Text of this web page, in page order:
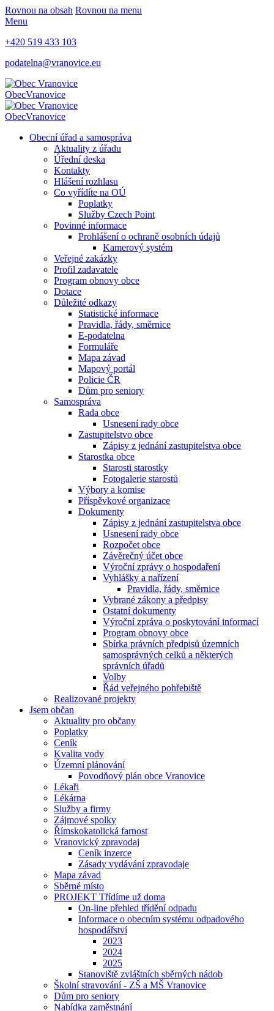
Rovnou na obsah Rovnou na menu
Menu
+420 519 433 103
podatelna@vranovice.eu
ObecVranovice
ObecVranovice
Obecní úřad a samospráva
Aktuality z úřadu
Úřední deska
Kontakty
Hlášení rozhlasu
Co vyřídíte na OÚ
Poplatky
Služby Czech Point
Povinné informace
Prohlášení o ochraně osobních údajů
Kamerový systém
Veřejné zakázky
Profil zadavatele
Program obnovy obce
Dotace
Důležité odkazy
Statistické informace
Pravidla, řády, směrnice
E-podatelna
Formuláře
Mapa závad
Mapový portál
Policie ČR
Dům pro seniory
Samospráva
Rada obce
Usnesení rady obce
Zastupitelstvo obce
Zápisy z jednání zastupitelstva obce
Starostka obce
Starosti starostky
Fotogalerie starostů
Výbory a komise
Příspěvkové organizace
Dokumenty
Zápisy z jednání zastupitelstva obce
Usnesení rady obce
Rozpočet obce
Závěrečný účet obce
Výroční zprávy o hospodaření
Vyhlášky a nařízení
Pravidla, řády, směrnice
Vybrané zákony a předpisy
Ostatní dokumenty
Výroční zpráva o poskytování informací
Program obnovy obce
Sbírka právních předpisů územních
samosprávných celků a některých
správních úřadů
Volby
Řád veřejného pohřebiště
Realizované projekty
Jsem občan
Aktuality pro občany
Poplatky
Ceník
Kvalita vody
Územní plánování
Povodňový plán obce Vranovice
Lékaři
Lékárna
Služby a firmy
Zájmové spolky
Římskokatolická farnost
Vranovický zpravodaj
Ceník inzerce
Zásady vydávání zpravodaje
Mapa závad
Sběrné místo
PROJEKT Třídíme už doma
On-line přehled třídění odpadu
Informace o obecním systému odpadového
hospodářství
2023
2024
2025
Stanoviště zvláštních sběrných nádob
Školní stravování - ZŠ a MŠ Vranovice
Dům pro seniory
Nabídka zaměstnání